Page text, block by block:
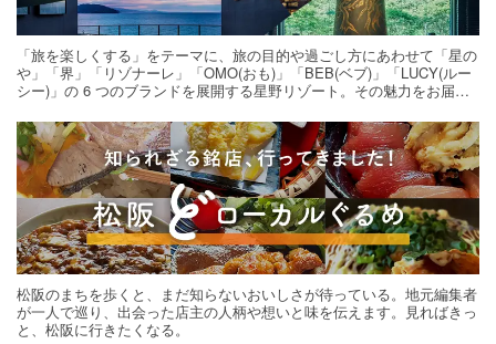
「旅を楽しくする」をテーマに、旅の目的や過ごし方にあわせて「星の
や」「界」「リゾナーレ」「OMO(おも)」「BEB(ベブ)」「LUCY(ルー
シー)」の 6 つのブランドを展開する星野リゾート。その魅力をお届け
松阪のまちを歩くと、まだ知らないおいしさが待っている。地元編集者
が一人で巡り、出会った店主の人柄や想いと味を伝えます。見ればきっ
と、松阪に行きたくなる。